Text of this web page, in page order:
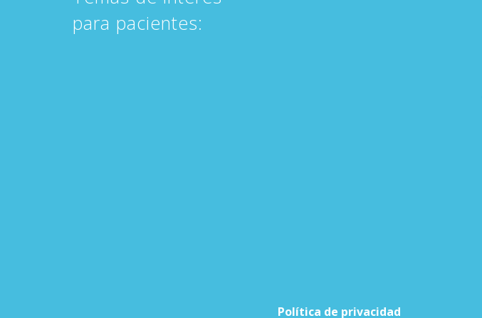
para pacientes:
Política de privacidad